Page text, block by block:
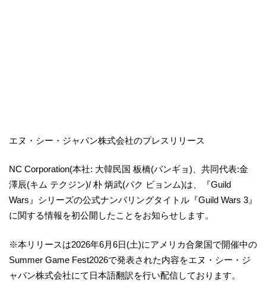
エヌ・シー・ジャパン株式会社のプレスリリース
NC Corporation(本社: 大韓民国 板橋(パンギョ)、共同代表:金
澤辰(キム テクジン)/ 朴 炳武(パク ビョンム)は、『Guild
Wars』シリーズの公式ナンバリングタイトル『Guild Wars 3』
に関する情報を初公開したことをお知らせします。
※本リリースは2026年6月6日(土)にアメリカ合衆国で開催中の
Summer Game Fest2026で発表された内容をエヌ・シー・ジ
ャパン株式会社にて日本語翻訳を行い配信しております。